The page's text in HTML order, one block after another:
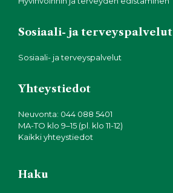
Sosiaali- ja terveyspalvelut
Sosiaali- ja terveyspalvelut
Yhteystiedot
Neuvonta: 044 088 5401
MA-TO klo 9–15 (pl. klo 11-12)
Kaikki yhteystiedot
Haku